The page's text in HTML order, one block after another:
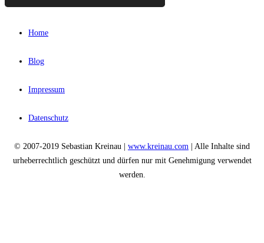
Home
Blog
Impressum
Datenschutz
© 2007-2019 Sebastian Kreinau | www.kreinau.com | Alle Inhalte sind
urheberrechtlich geschützt und dürfen nur mit Genehmigung verwendet
werden.